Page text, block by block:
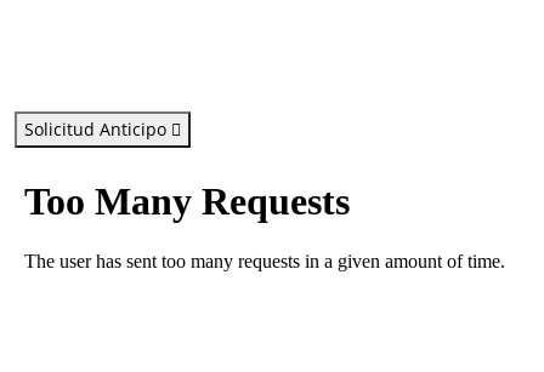
Solicitud Anticipo